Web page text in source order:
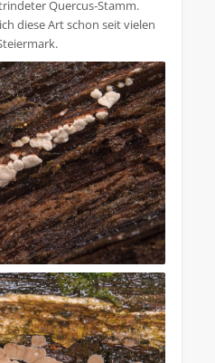
Quercus-Stamm.
diese Art schon seit vielen